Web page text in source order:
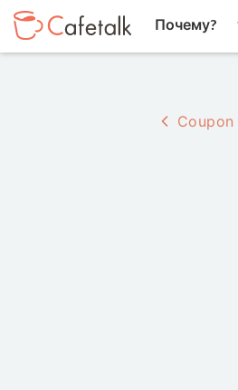
Почему?
Coupon